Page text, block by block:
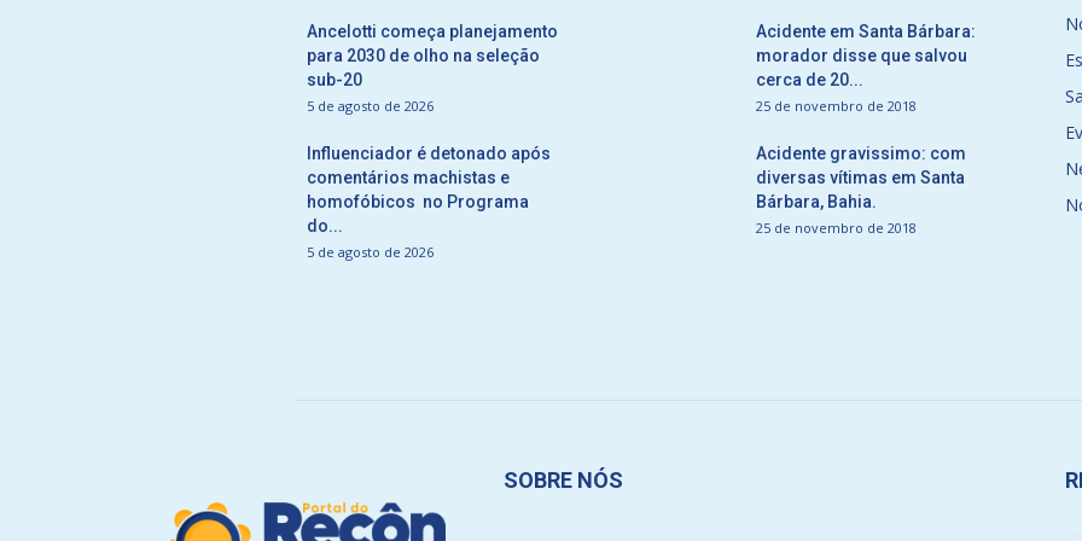
Ancelotti começa planejamento
para 2030 de olho na seleção
sub-20
5 de agosto de 2026
Influenciador é detonado após
comentários machistas e
homofóbicos no Programa
do...
5 de agosto de 2026
Acidente em Santa Bárbara:
morador disse que salvou
cerca de 20...
25 de novembro de 2018
Acidente gravissimo: com
diversas vítimas em Santa
Bárbara, Bahia.
25 de novembro de 2018
SOBRE NÓS